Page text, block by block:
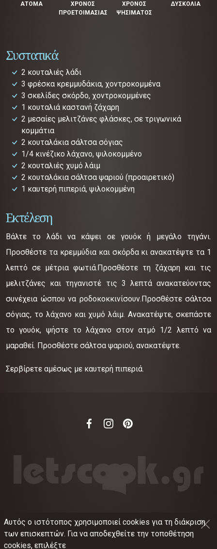
ΑΤΟΜΑ
ΧΡΟΝΟΣ
ΠΡΟΕΤΟΙΜΑΣΙΑΣ
ΧΡΟΝΟΣ
ΨΗΣΙΜΑΤΟΣ
ΔΥΣΚΟΛΙΑ
Συστατικά
2 κουταλιές λάδι
3 φρέσκα κρεμμυδάκια, χοντροκομμένα
3 σκελίδες σκόρδο, χοντροκομμένες
1 κουταλιά καστανή ζάχαρη
2 μεσαίες μελιτζάνες φλάσκες, σε τριγωνικά
κομμάτια
2 κουταλάκια σάλτσα σόγιας
1/4 κινέζικο λάχανο, ψιλοκομμένο
2 κουταλιές χυμό λάιμ
2 κουταλάκια σάλτσα ψαριού (προαιρετικό)
1 καυτερή πιπεριά, ψιλοκομμένη
Εκτέλεση
Βάλτε το λάδι να κάψει οε γουόκ ή μεγάλο τηγάνι.
Προσθέστε τα κρεμμύδια και σκόρδα κι ανακατέψτε τα 1
λεπτό σε μέτρια φωτιά.Προσθέστε τη ζάχαρη και τις
μελιτζάνες και τηγανιστέ τις 3 λεπτά ανακατεύοντας
συνέχεια ώσπου να ροδοκοκκινίσουν.Προσθέστε σάλτσα
σόγιας, το λάχανο και χυμό λάιμ. Ανακατέψτε, σκεπάστε
το γουόκ, ψήστε το λάχανο στον ατμό 1/2 λεπτό να
μαραθεί. Προσθέστε σάλτσα ψαριού, ανακατέψτε.
Σερβίρετε αμέσως με καυτερή πιπεριά.
©2012-2026 LETSCOOK.GRΑριθμός ΓΕΜΗ:
021375326001
Αυτός ο ιστότοπος χρησιμοποιεί cookies για τη διάκριση
των επισκεπτών. Για να αποδεχθείτε την τοποθέτηση
cookies, επιλέξτε